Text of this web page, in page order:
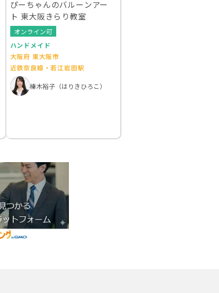
ぴーちゃんのバルーンアー
ト 東大阪きらり教室
オンライン可
ハンドメイド
大阪府 東大阪市
近鉄奈良線・若江岩田駅
榛木裕子（はりきひろこ）